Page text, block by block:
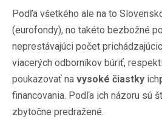
Podľa všetkého ale na to
(eurofondy), no takéto bezbožné
neprestávajúci počet
viacerých odborníkov búriť,
poukazovať na vysoké čiastky ich
financovania. Podľa ich názoru sú
zbytočne predražené.